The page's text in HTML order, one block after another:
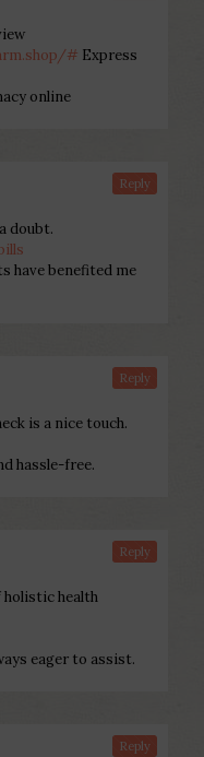
# Express
online
doubt.
have benefited me
Reply
is a nice touch.
hassle-free.
Reply
holistic health
eager to assist.
Reply
Reply